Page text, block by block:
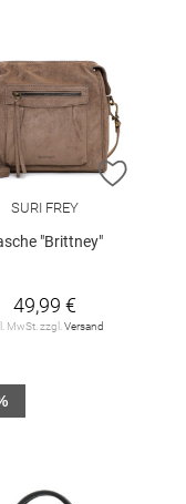
HINZUFÜGEN
ZUR
SURI FREY
"Brittney"
49,99 €
MwSt. zzgl. Versand